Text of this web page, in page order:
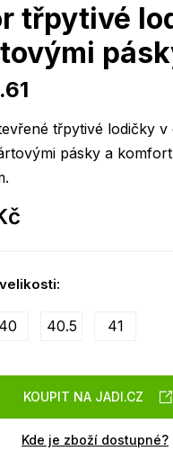
třpytivé
třpytivé lodičky v
pásky a
40 40.5 41
KOUPIT NA JADI.CZ
Kde je zboží dostupné?